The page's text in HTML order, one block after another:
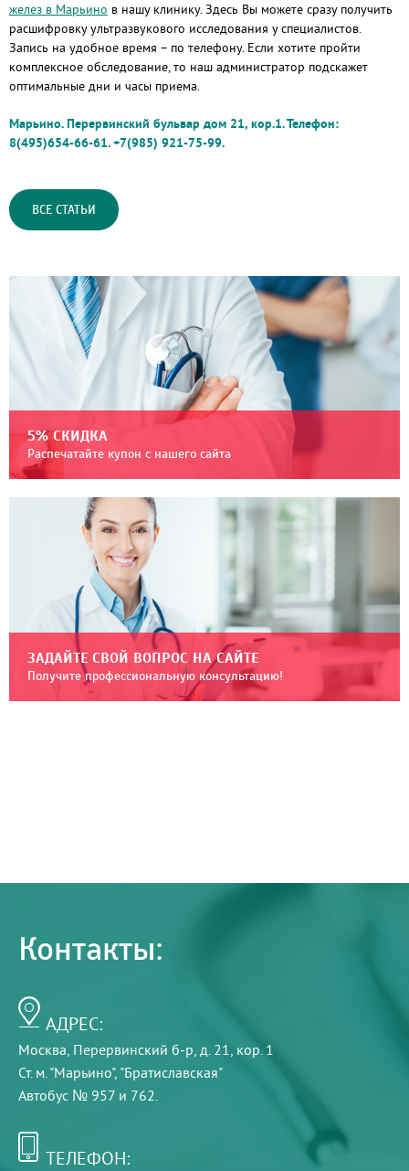
желез в Марьино в нашу клинику. Здесь Вы можете сразу получить
расшифровку ультразвукового исследования у специалистов.
Запись на удобное время – по телефону. Если хотите пройти
комплексное обследование, то наш администратор подскажет
оптимальные дни и часы приема.
Марьино. Перервинский бульвар дом 21, кор.1. Телефон:
8(495)654-66-61. +7(985) 921-75-99.
ВСЕ СТАТЬИ
5% СКИДКА
Распечатайте купон с нашего сайта
ЗАДАЙТЕ СВОЙ ВОПРОС НА САЙТЕ
Получите профессиональную консультацию!
Контакты:
АДРЕС:
Москва, Перервинский б-р, д. 21, кор. 1
Ст. м. "Марьино", "Братиславская"
Автобус № 957 и 762.
ТЕЛЕФОН: